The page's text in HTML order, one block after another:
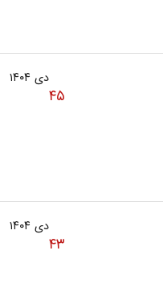
دی ۱۴۰۴
۴۵
دی ۱۴۰۴
۴۳